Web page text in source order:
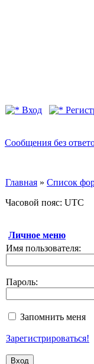
Вход
Сообщения без
Главная » Список
Часовой пояс: UTC
Личное меню
Имя пользователя:
Пароль:
Запомнить меня
Зарегистрироваться!